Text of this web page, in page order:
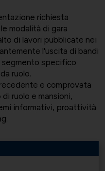
richiesta
modalità di gara
di lavori pubblicate nei
l'uscita di bandi
specifico
ruolo.
e comprovata
ruolo e mansioni,
informativi, proattività